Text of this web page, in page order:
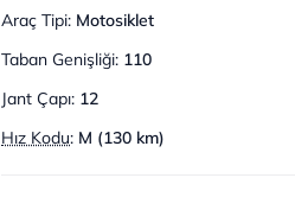
Araç Tipi: Motosiklet
Taban Genişliği: 110
Jant Çapı: 12
Hız Kodu: M (130 km)